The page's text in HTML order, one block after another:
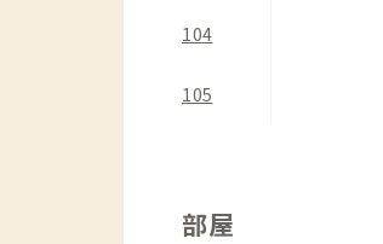
東西にそれぞれトイ
つ備えられています。
ではなかなか見るこ
104
105
部屋